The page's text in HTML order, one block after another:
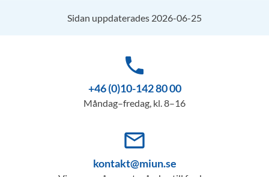
Sidan uppdaterades 2026-06-25
phone
+46 (0)10-142 80 00
Måndag–fredag, kl. 8–16
mail_outline
kontakt@miun.se